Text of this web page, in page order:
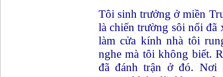
Tôi sinh trưởng ở miền
là chiến trường sôi nổi
làm cửa kính nhà tôi
nghe mà tôi không biết.
đã đánh trận ở đó.